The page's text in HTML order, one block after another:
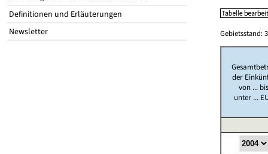
Definitionen und Erläuterungen
Newsletter
Gebietsstand:
der
von ...
unter ...